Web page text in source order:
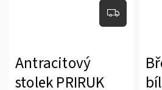
Antracitový
stolek PRIRUK